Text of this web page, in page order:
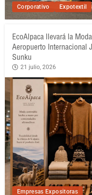
Corporativo Expotextil
Empresas Expositoras
EcoAlpaca llevará la
Aeropuerto Internacional
Sunku
21 julio, 2026